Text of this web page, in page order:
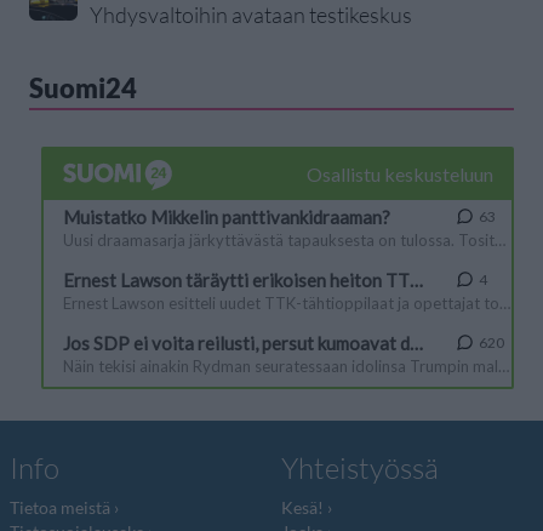
Yhdysvaltoihin avataan testikeskus
Suomi24
Info
Tietoa meistä
Yhteistyössä
Kesä!